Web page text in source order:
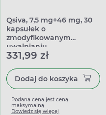
Qsiva, 7,5 mg+46 mg, 30
kapsułek o
zmodyfikowanym
uwalnianiu
331,99 zł
Dodaj do koszyka
Podana cena jest ceną
maksymalną
Dowiedz się więcej